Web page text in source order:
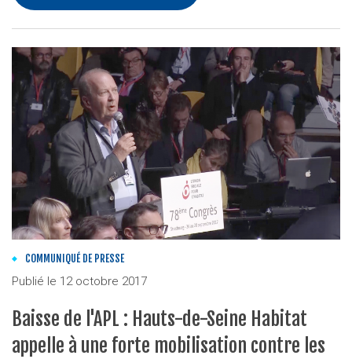
COMMUNIQUÉ DE PRESSE
Publié le 12 octobre 2017
Baisse de l'APL : Hauts-de-Seine Habitat
appelle à une forte mobilisation contre les